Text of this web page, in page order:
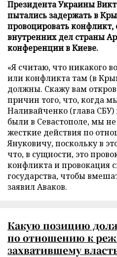
Президента Украины
пытались задержать в
провоцировать
внутренних дел страны
конференции в Киеве.
«Я считаю, что никакого
или конфликта там (в
должны. Скажу вам
причин того, что, когда
Наливайченко (глава
были в Севастополе, мы
жесткие действия по
Януковичу, поскольку в
что, в сущности, это
конфликта и провокация
государства, чтобы
заявил Аваков.
Какую позицию
по отношению к
захватившему